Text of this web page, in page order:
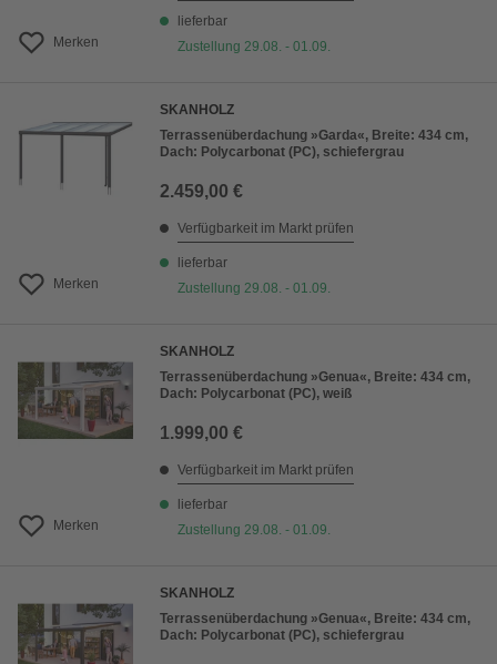
Merken
lieferbar
Zustellung 29.08. - 01.09.
Merken
SKANHOLZ
Terrassenüberdachung »Garda«, Breite: 434 cm,
Dach: Polycarbonat (PC), schiefergrau
2.459,00 €
Verfügbarkeit im Markt prüfen
lieferbar
Zustellung 29.08. - 01.09.
Merken
SKANHOLZ
Terrassenüberdachung »Genua«, Breite: 434 cm,
Dach: Polycarbonat (PC), weiß
1.999,00 €
Verfügbarkeit im Markt prüfen
lieferbar
Zustellung 29.08. - 01.09.
SKANHOLZ
Terrassenüberdachung »Genua«, Breite: 434 cm,
Dach: Polycarbonat (PC), schiefergrau